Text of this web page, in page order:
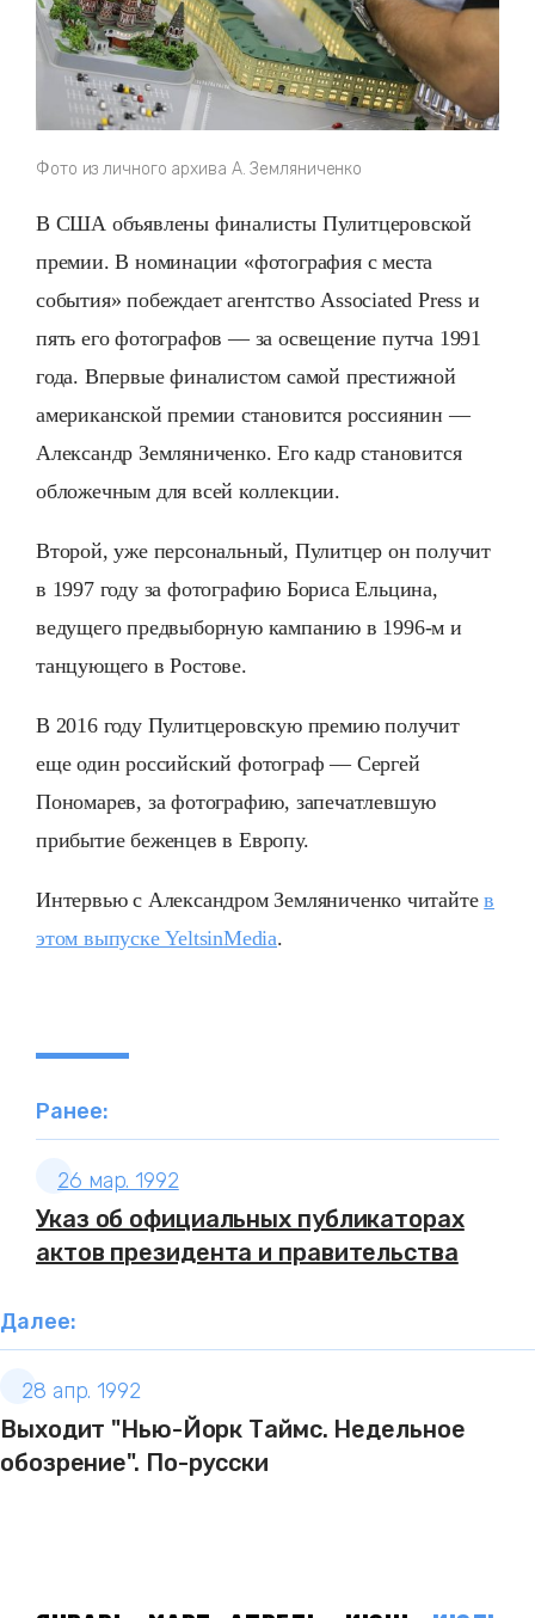
Фото из личного архива А. Земляниченко
В США объявлены финалисты Пулитцеровской
премии. В номинации «фотография с места
события» побеждает агентство Associated Press и
пять его фотографов — за освещение путча 1991
года. Впервые финалистом самой престижной
американской премии становится россиянин —
Александр Земляниченко. Его кадр становится
обложечным для всей коллекции.
Второй, уже персональный, Пулитцер он получит
в 1997 году за фотографию Бориса Ельцина,
ведущего предвыборную кампанию в 1996-м и
танцующего в Ростове.
В 2016 году Пулитцеровскую премию получит
еще один российский фотограф — Сергей
Пономарев, за фотографию, запечатлевшую
прибытие беженцев в Европу.
Интервью с Александром Земляниченко читайтев
этом выпуске YeltsinMedia.
Ранее:
26 мар. 1992
Указ об официальных публикаторах
актов президента и правительства
Далее:
28 апр. 1992
Выходит "Нью-Йорк Таймс. Недельное
обозрение". По-русски